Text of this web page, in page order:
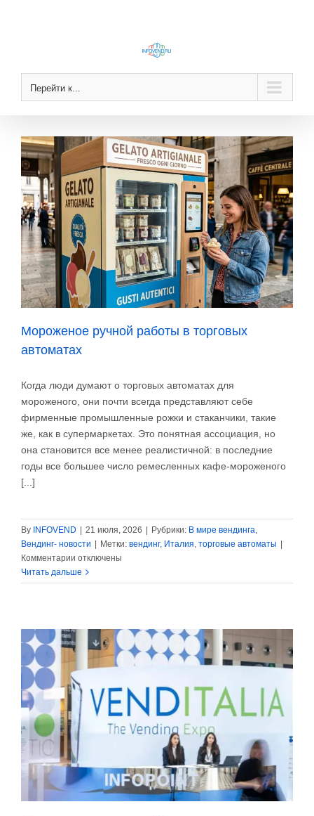
Перейти к...
Мороженое ручной работы в торговых
автоматах
Когда люди думают о торговых автоматах для
мороженого, они почти всегда представляют себе
фирменные промышленные рожки и стаканчики, такие
же, как в супермаркетах. Это понятная ассоциация, но
она становится все менее реалистичной: в последние
годы все большее число ремесленных кафе-мороженого
[...]
By INFOVEND 21 июля, 2026 Рубрики: В мире вендинга,
Вендинг- новости
Метки: вендинг, Италия, торговые автоматы
Комментарии к
записи
Мороженое
в
торговых
автоматах
отключены
Читать дальше